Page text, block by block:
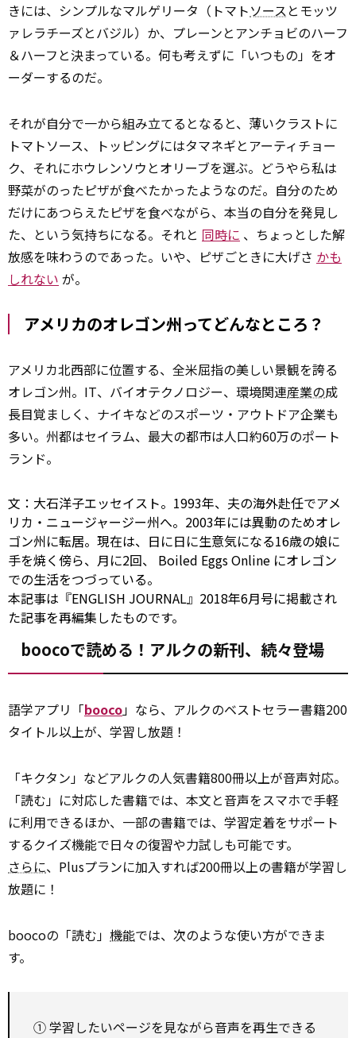
きには、シンプルなマルゲリータ（トマトソースとモッツ
ァレラチーズとバジル）か、プレーンとアンチョビのハーフ
＆ハーフと決まっている。何も考えずに「いつもの」をオ
ーダーするのだ。
それが自分で一から組み立てるとなると、薄いクラストに
トマトソース、トッピングにはタマネギとアーティチョー
ク、それにホウレンソウとオリーブを選ぶ。どうやら私は
野菜がのったピザが食べたかったようなのだ。自分のため
だけにあつらえたピザを食べながら、本当の自分を発見し
た、という気持ちになる。それと 同時に 、ちょっとした解
放感を味わうのであった。いや、ピザごときに大げさ かも
しれない が。
アメリカのオレゴン州ってどんなところ？
アメリカ北西部に位置する、全米屈指の美しい景観を誇る
オレゴン州。IT、バイオテクノロジー、環境関連産業の成
長目覚ましく、ナイキなどのスポーツ・アウトドア企業も
多い。州都はセイラム、最大の都市は人口約60万のポート
ランド。
文：大石洋子エッセイスト。1993年、夫の海外赴任でアメ
リカ・ニュージャージー州へ。2003年には異動のためオレ
ゴン州に転居。現在は、日に日に生意気になる16歳の娘に
手を焼く傍ら、月に2回、 Boiled Eggs Online にオレゴン
での生活をつづっている。
本記事は『ENGLISH JOURNAL』2018年6月号に掲載され
た記事を再編集したものです。
boocoで読める！アルクの新刊、続々登場
語学アプリ「booco」なら、アルクのベストセラー書籍200
タイトル以上が、学習し放題！
「キクタン」などアルクの人気書籍800冊以上が音声対応。
「読む」に対応した書籍では、本文と音声をスマホで手軽
に利用できるほか、一部の書籍では、学習定着をサポート
するクイズ機能で日々の復習や力試しも可能です。
さらに、Plusプランに加入すれば200冊以上の書籍が学習し
放題に！
boocoの「読む」 機能では、次のような使い方ができま
す。
① 学習したいページを見ながら音声を再生できる